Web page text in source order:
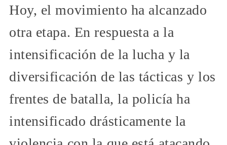
Hoy, el movimiento ha alcanzado
otra etapa. En respuesta a la
intensificación de la lucha y la
diversificación de las tácticas y los
frentes de batalla, la policía ha
intensificado drásticamente la